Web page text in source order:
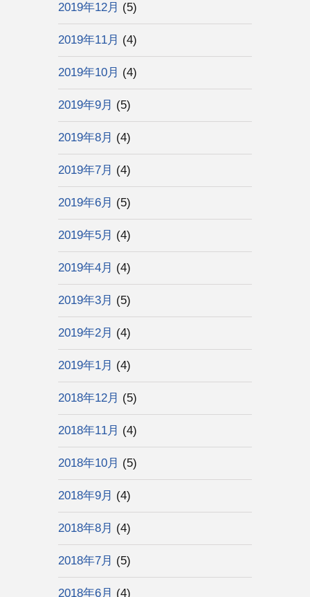
2019年12月 (5)
2019年11月 (4)
2019年10月 (4)
2019年9月 (5)
2019年8月 (4)
2019年7月 (4)
2019年6月 (5)
2019年5月 (4)
2019年4月 (4)
2019年3月 (5)
2019年2月 (4)
2019年1月 (4)
2018年12月 (5)
2018年11月 (4)
2018年10月 (5)
2018年9月 (4)
2018年8月 (4)
2018年7月 (5)
2018年6月 (4)